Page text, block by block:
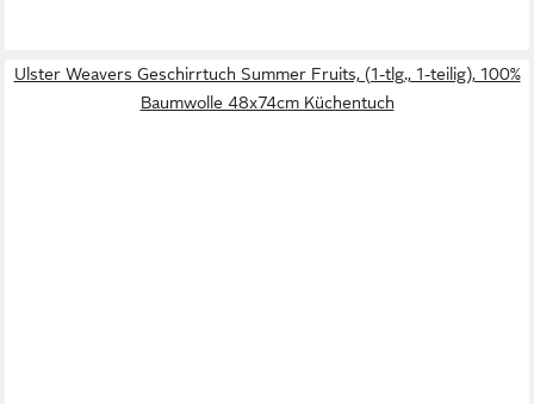
Ulster Weavers Geschirrtuch Summer Fruits, (1-tlg., 1-teilig), 100%
Baumwolle 48x74cm Küchentuch